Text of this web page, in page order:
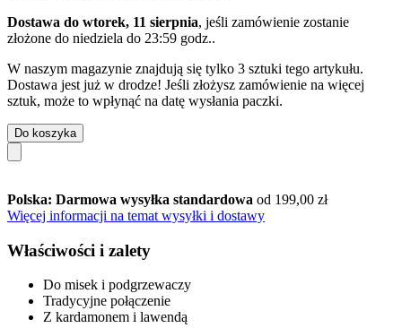
Dostawa do wtorek, 11 sierpnia, jeśli zamówienie zostanie
złożone do niedziela do 23:59 godz..
W naszym magazynie znajdują się tylko 3 sztuki tego artykułu.
Dostawa jest już w drodze! Jeśli złożysz zamówienie na więcej
sztuk, może to wpłynąć na datę wysłania paczki.
Do koszyka
Polska: Darmowa wysyłka standardowa od 199,00 zł
Więcej informacji na temat wysyłki i dostawy
Właściwości i zalety
Do misek i podgrzewaczy
Tradycyjne połączenie
Z kardamonem i lawendą